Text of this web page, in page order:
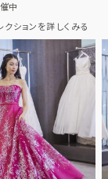
中
ションを詳しくみる